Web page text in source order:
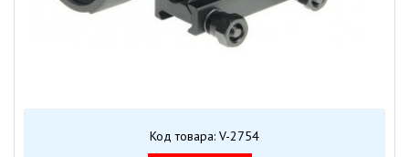
Код товара: V-2754